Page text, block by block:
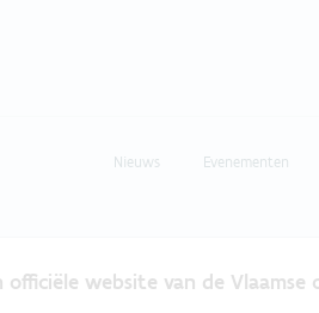
Nieuws Evenementen
officiële website van de Vlaamse